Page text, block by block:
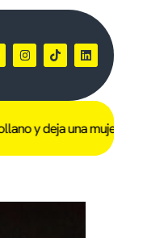
y deja una mujer de 101